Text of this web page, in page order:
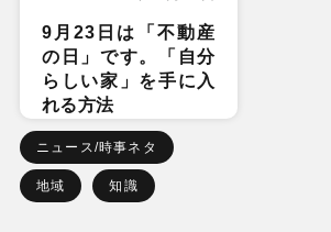
9月23日は「不動産
の日」です。「自分
らしい家」を手に入
れる方法
ニュース/時事ネタ
地域 知識